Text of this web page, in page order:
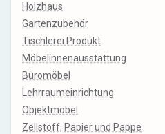
Holzhaus
Gartenzubehör
Tischlerei Produkt
Möbelinnenausstattung
Büromöbel
Lehrraumeinrichtung
Objektmöbel
Zellstoff, Papier und Pappe